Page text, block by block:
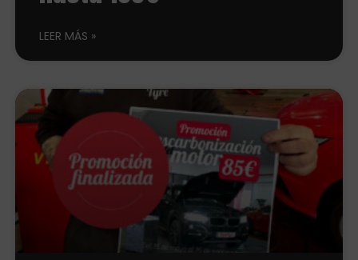
LEER MÁS